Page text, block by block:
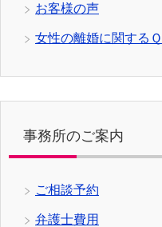
お客様の声
女性の離婚に関する
事務所のご案内
ご相談予約
弁護士費用